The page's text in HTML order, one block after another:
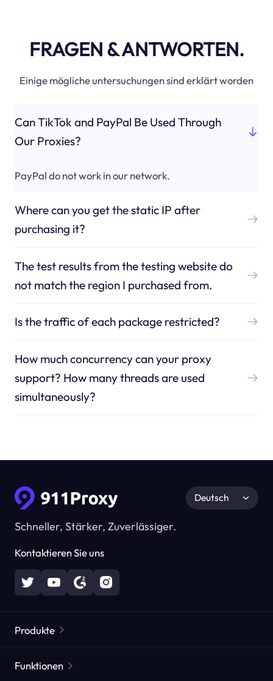
FRAGEN & ANTWORTEN.
Einige mögliche untersuchungen sind erklärt worden
Can TikTok and PayPal Be Used Through
Our Proxies?
PayPal do not work in our network.
Where can you get the static IP after
purchasing it?
The test results from the testing website do
not match the region I purchased from.
Is the traffic of each package restricted?
How much concurrency can your proxy
support? How many threads are used
simultaneously?
Schneller, Stärker, Zuverlässiger.
Kontaktieren Sie uns
Deutsch
Produkte
Funktionen